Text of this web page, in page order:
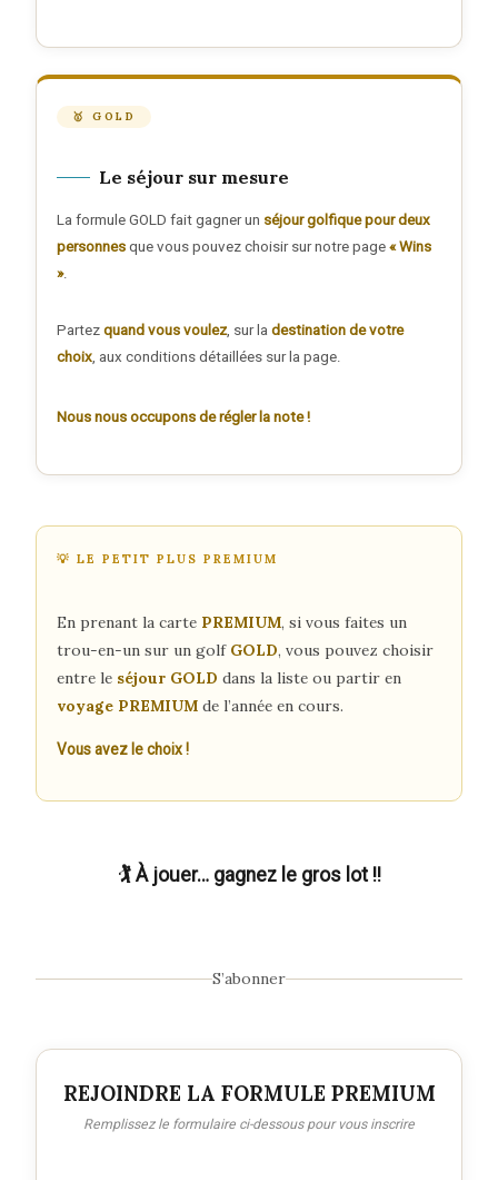
🥇 GOLD
Le séjour sur mesure
La formule GOLD fait gagner un séjour golfique pour deux
personnes que vous pouvez choisir sur notre page « Wins
».
Partez quand vous voulez, sur la destination de votre
choix, aux conditions détaillées sur la page.
Nous nous occupons de régler la note !
💡 LE PETIT PLUS PREMIUM
En prenant la carte PREMIUM, si vous faites un
trou-en-un sur un golf GOLD, vous pouvez choisir
entre le séjour GOLD dans la liste ou partir en
voyage PREMIUM de l’année en cours.
Vous avez le choix !
🏌️ À jouer… gagnez le gros lot !!
S’abonner
REJOINDRE LA FORMULE PREMIUM
Remplissez le formulaire ci-dessous pour vous inscrire